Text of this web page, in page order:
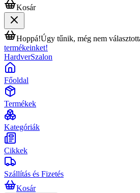
Kosár
Hoppá!Úgy tűnik, még nem
termékeinket!
HardverSzalon
Főoldal
Termékek
Kategóriák
Cikkek
Szállítás és Fizetés
Kosár